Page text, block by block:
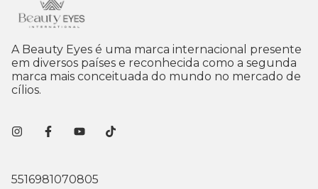
A Beauty Eyes é uma marca internacional presente
em diversos países e reconhecida como a segunda
marca mais conceituada do mundo no mercado de
cílios.
5516981070805